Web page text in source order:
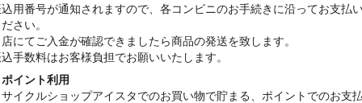
用番号が通知されますので、各コンビニのお手続きに沿ってお支払
さい。
にてご入金が確認できましたら商品の発送を致します。
手数料はお客様負担でお願いいたします。
イント利用
イクルショップアイスタでのお買い物で貯まる、ポイントでのお支